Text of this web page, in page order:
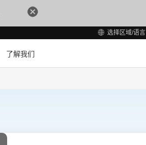
选择区域/语言
了解我们